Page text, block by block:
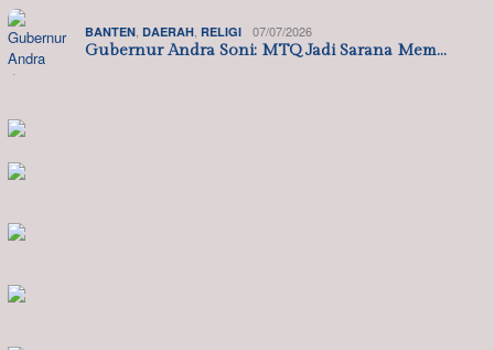
BANTEN DAERAH RELIGI 07/07/2026
Gubernur Andra Soni: MTQ Jadi Sarana Mem…